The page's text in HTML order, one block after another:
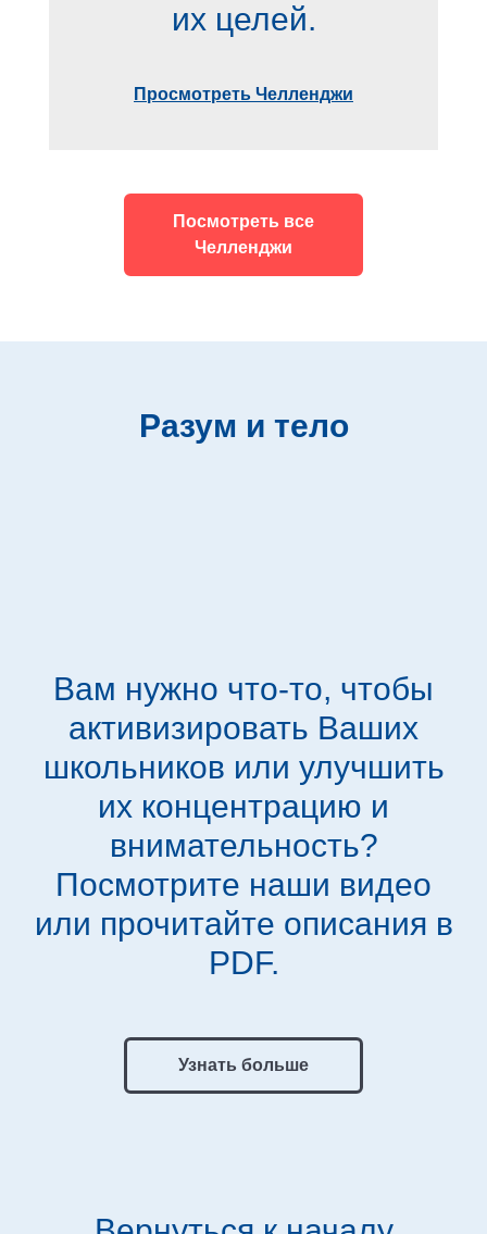
их целей.
Просмотреть Челленджи
Посмотреть все
Челленджи
Разум и тело
Вам нужно что-то, чтобы
активизировать Ваших
школьников или улучшить
их концентрацию и
внимательность?
Посмотрите наши видео
или прочитайте описания в
PDF.
Узнать больше